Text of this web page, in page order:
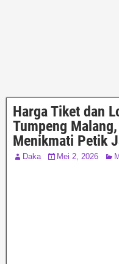
Harga Tiket dan
Tumpeng
Menikmati Petik
Daka Mei 2, 2026